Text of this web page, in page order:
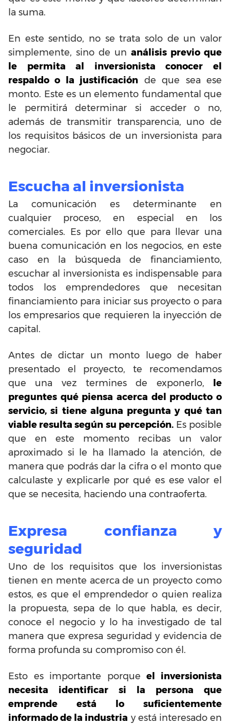
la suma.
En este sentido, no se trata solo de un valor
simplemente, sino de un análisis previo que
le permita al inversionista conocer el
respaldo o la justificación de que sea ese
monto. Este es un elemento fundamental que
le permitirá determinar si acceder o no,
además de transmitir transparencia, uno de
los requisitos básicos de un inversionista para
negociar.
Escucha al inversionista
La comunicación es determinante en
cualquier proceso, en especial en los
comerciales. Es por ello que para llevar una
buena comunicación en los negocios, en este
caso en la búsqueda de financiamiento,
escuchar al inversionista es indispensable para
todos los emprendedores que necesitan
financiamiento para iniciar sus proyecto o para
los empresarios que requieren la inyección de
capital.
Antes de dictar un monto luego de haber
presentado el proyecto, te recomendamos
que una vez termines de exponerlo,
le
preguntes qué piensa acerca del producto o
servicio, si tiene alguna pregunta y qué tan
viable resulta según su percepción.Es posible
que en este momento recibas un valor
aproximado si le ha llamado la atención, de
manera que podrás dar la cifra o el monto que
calculaste y explicarle por qué es ese valor el
que se necesita, haciendo una contraoferta.
Expresa confianza y
seguridad
Uno de los requisitos que los inversionistas
tienen en mente acerca de un proyecto como
estos, es que el emprendedor o quien realiza
la propuesta, sepa de lo que habla, es decir,
conoce el negocio y lo ha investigado de tal
manera que expresa seguridad y evidencia de
forma profunda su compromiso con él.
Esto es importante porqueel inversionista
necesita identificar si la persona que
emprende está lo suficientemente
informado de la industria y está interesado en